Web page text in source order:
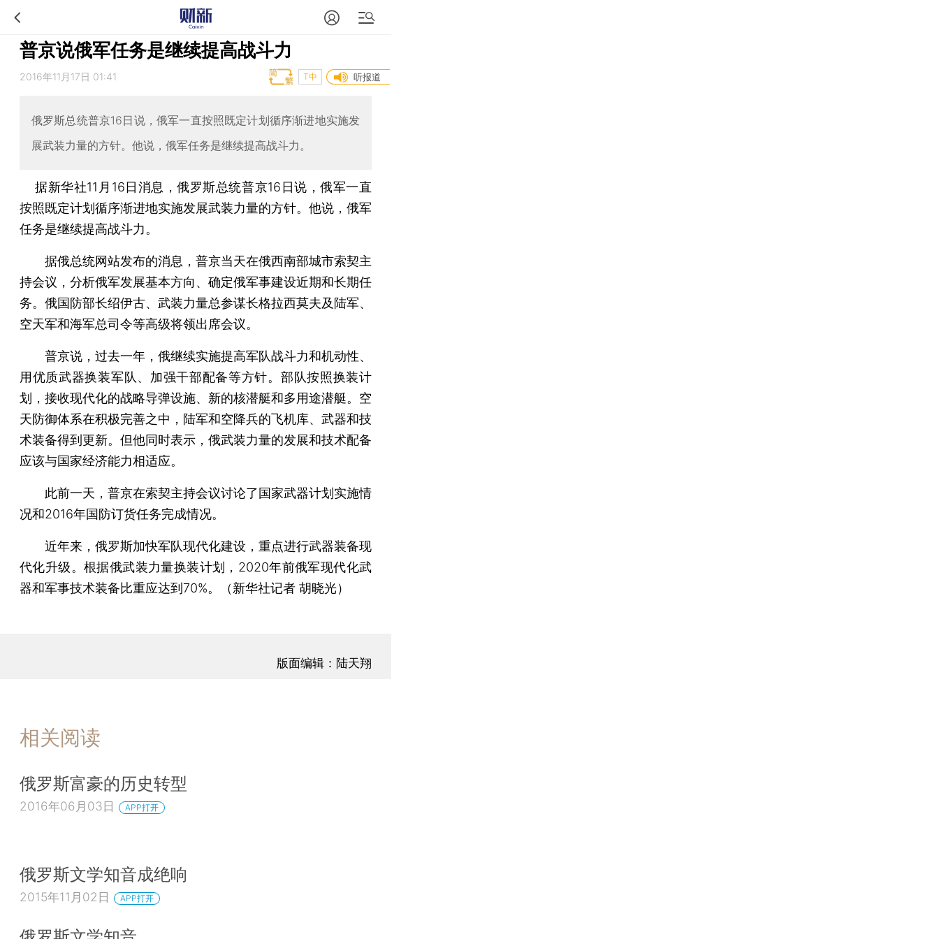
普京说俄军任务是继续提高战斗力
2016年11月17日 01:41 听报道
T中
俄罗斯总统普京16日说，俄军一直按照既定计划循序渐进地实施发
展武装力量的方针。他说，俄军任务是继续提高战斗力。
据新华社11月16日消息，俄罗斯总统普京16日说，俄军一直
按照既定计划循序渐进地实施发展武装力量的方针。他说，俄军
任务是继续提高战斗力。
据俄总统网站发布的消息，普京当天在俄西南部城市索契主
持会议，分析俄军发展基本方向、确定俄军事建设近期和长期任
务。俄国防部长绍伊古、武装力量总参谋长格拉西莫夫及陆军、
空天军和海军总司令等高级将领出席会议。
普京说，过去一年，俄继续实施提高军队战斗力和机动性、
用优质武器换装军队、加强干部配备等方针。部队按照换装计
划，接收现代化的战略导弹设施、新的核潜艇和多用途潜艇。空
天防御体系在积极完善之中，陆军和空降兵的飞机库、武器和技
术装备得到更新。但他同时表示，俄武装力量的发展和技术配备
应该与国家经济能力相适应。
此前一天，普京在索契主持会议讨论了国家武器计划实施情
况和2016年国防订货任务完成情况。
近年来，俄罗斯加快军队现代化建设，重点进行武器装备现
代化升级。根据俄武装力量换装计划，2020年前俄军现代化武
器和军事技术装备比重应达到70%。（新华社记者 胡晓光）
版面编辑：陆天翔
相关阅读
俄罗斯富豪的历史转型
2016年06月03日 APP打开
俄罗斯文学知音成绝响
2015年11月02日 APP打开